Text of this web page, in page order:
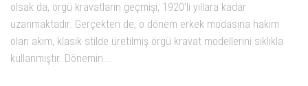
olsak da, örgü kravatların geçmişi, 1920’li yıllara kadar
uzanmaktadır. Gerçekten de, o dönem erkek modasına hakim
olan akım, klasik stilde üretilmiş örgü kravat modellerini sıklıkla
kullanmıştır. Dönemin...